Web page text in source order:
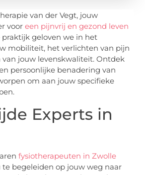
van der Vegt, jouw
vooreen pijnvrij en gezond leven
praktijk geloven we in het
mobiliteit, het verlichten van pijn
jouw levenskwaliteit. Ontdek
persoonlijke benadering van
om aan jouw specifieke
Experts in
fysiotherapeuten in Zwolle
begeleiden op jouw weg naar